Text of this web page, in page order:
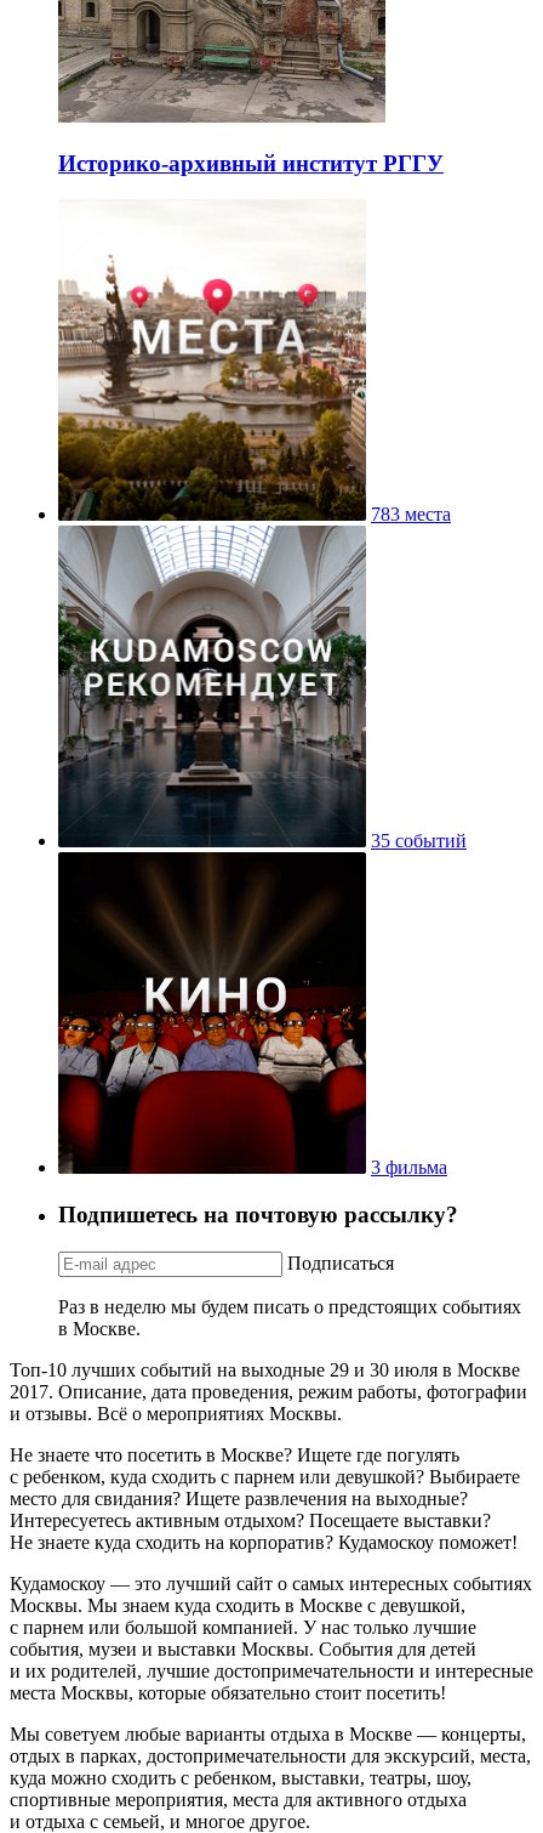
Историко-архивный институт РГГУ
783 места
35 событий
3 фильма
Подпишетесь на почтовую рассылку?
Подписаться
Раз в неделю мы будем писать о предстоящих событиях
в Москве.
Топ-10 лучших событий на выходные 29 и 30 июля в Москве
2017. Описание, дата проведения, режим работы, фотографии
и отзывы. Всё о мероприятиях Москвы.
Не знаете что посетить в Москве? Ищете где погулять
с ребенком, куда сходить с парнем или девушкой? Выбираете
место для свидания? Ищете развлечения на выходные?
Интересуетесь активным отдыхом? Посещаете выставки?
Не знаете куда сходить на корпоратив? Кудамоскоу поможет!
Кудамоскоу — это лучший сайт о самых интересных событиях
Москвы. Мы знаем куда сходить в Москве с девушкой,
с парнем или большой компанией. У нас только лучшие
события, музеи и выставки Москвы. События для детей
и их родителей, лучшие достопримечательности и интересные
места Москвы, которые обязательно стоит посетить!
Мы советуем любые варианты отдыха в Москве — концерты,
отдых в парках, достопримечательности для экскурсий, места,
куда можно сходить с ребенком, выставки, театры, шоу,
спортивные мероприятия, места для активного отдыха
и отдыха с семьей, и многое другое.